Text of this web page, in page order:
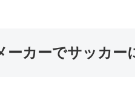
ーカーでサッカー